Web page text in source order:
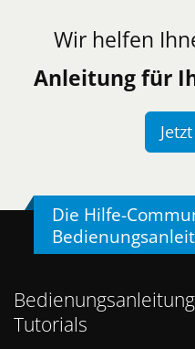
Wir helfen
Anleitung für
Die Hilfe-
Tutorials